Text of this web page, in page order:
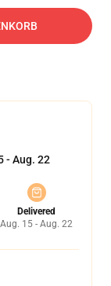
- Aug. 22
Delivered
Aug. 15 - Aug. 22